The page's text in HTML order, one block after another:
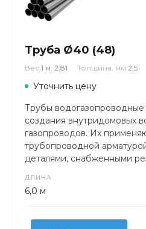
Труба Ø40 (48)
Вес 1 м. 2,81 Толщина, мм 2,5
Уточнить цену
Трубы водогазопроводные
создания внутридомовых
газопроводов. Их
трубопроводной
деталями, снабженными
ДЛИНА
6,0 м